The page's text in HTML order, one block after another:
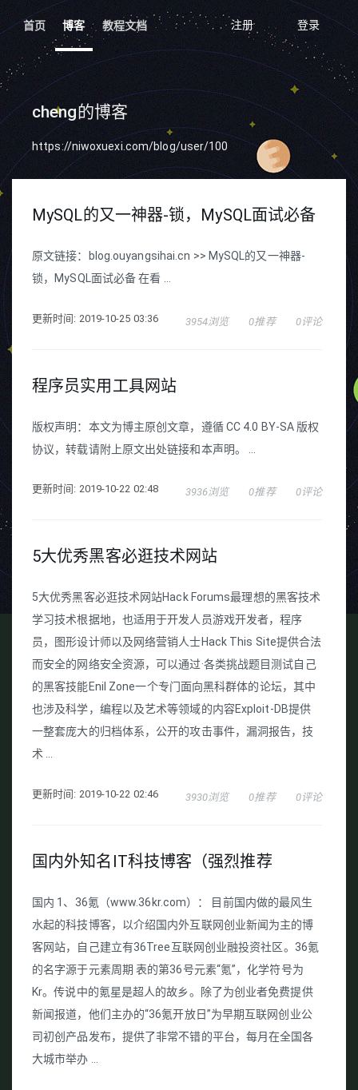
首页 博客 教程文档 登录
注册
cheng的博客
https://niwoxuexi.com/blog/user/100
MySQL的又一神器-锁，MySQL面试必备
原文链接：blog.ouyangsihai.cn >> MySQL的又一神器-
锁，MySQL面试必备 在看 ...
更新时间: 2019-10-25 03:36 3954浏览 0推荐 0评论
程序员实用工具网站
版权声明：本文为博主原创文章，遵循 CC 4.0 BY-SA 版权
协议，转载请附上原文出处链接和本声明。 ...
更新时间: 2019-10-22 02:48 3936浏览 0推荐 0评论
5大优秀黑客必逛技术网站
5大优秀黑客必逛技术网站Hack Forums最理想的黑客技术
学习技术根据地，也适用于开发人员游戏开发者，程序
员，图形设计师以及网络营销人士Hack This Site提供合法
而安全的网络安全资源，可以通过·各类挑战题目测试自己
的黑客技能Enil Zone一个专门面向黑科群体的论坛，其中
也涉及科学，编程以及艺术等领域的内容Exploit-DB提供
一整套庞大的归档体系，公开的攻击事件，漏洞报告，技
术 ...
更新时间: 2019-10-22 02:46 3930浏览 0推荐 0评论
国内外知名IT科技博客（强烈推荐
国内 1、36氪（www.36kr.com）： 目前国内做的最风生
水起的科技博客，以介绍国内外互联网创业新闻为主的博
客网站，自己建立有36Tree互联网创业融投资社区。36氪
的名字源于元素周期 表的第36号元素“氪”，化学符号为
Kr。传说中的氪星是超人的故乡。除了为创业者免费提供
新闻报道，他们主办的“36氪开放日”为早期互联网创业公
司初创产品发布，提供了非常不错的平台，每月在全国各
大城市举办 ...